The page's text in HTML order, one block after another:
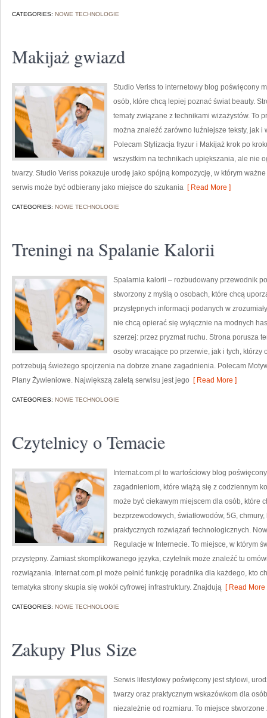
CATEGORIES: NOWE TECHNOLOGIE
Makijaż gwiazd
Studio Veriss to internetowy blog poświęcony
osób, które chcą lepiej poznać świat beauty.
tematy związane z technikami wizażystów. To
można znaleźć zarówno luźniejsze teksty, jak i
Polecam Stylizacja fryzur i Makijaż krok po
wszystkim na technikach upiększania, ale nie
twarzy. Studio Veriss pokazuje urodę jako spójną kompozycję, w którym
serwis może być odbierany jako miejsce do szukania [ Read More ]
CATEGORIES: NOWE TECHNOLOGIE
Treningi na Spalanie Kalorii
Spalarnia kalorii – rozbudowany przewodnik
stworzony z myślą o osobach, które chcą
przystępnych informacji podanych w
nie chcą opierać się wyłącznie na modnych
szerzej: przez pryzmat ruchu. Strona porusza
osoby wracające po przerwie, jak i tych,
potrzebują świeżego spojrzenia na dobrze znane zagadnienia. Polecam
Plany Żywieniowe. Największą zaletą serwisu jest jego [ Read More ]
CATEGORIES: NOWE TECHNOLOGIE
Czytelnicy o Temacie
Internat.com.pl to wartościowy blog
zagadnieniom, które wiążą się z codziennym
może być ciekawym miejscem dla osób, które
bezprzewodowych, światłowodów, 5G,
praktycznych rozwiązań technologicznych.
Regulacje w Internecie. To miejsce, w którym
przystępny. Zamiast skomplikowanego języka, czytelnik może znaleźć tu
rozwiązania. Internat.com.pl może pełnić funkcję poradnika dla każdego, kto
tematyka strony skupia się wokół cyfrowej infrastruktury. Znajdują [ Read More
CATEGORIES: NOWE TECHNOLOGIE
Zakupy Plus Size
Serwis lifestylowy poświęcony jest stylowi,
twarzy oraz praktycznym wskazówkom dla
niezależnie od rozmiaru. To miejsce